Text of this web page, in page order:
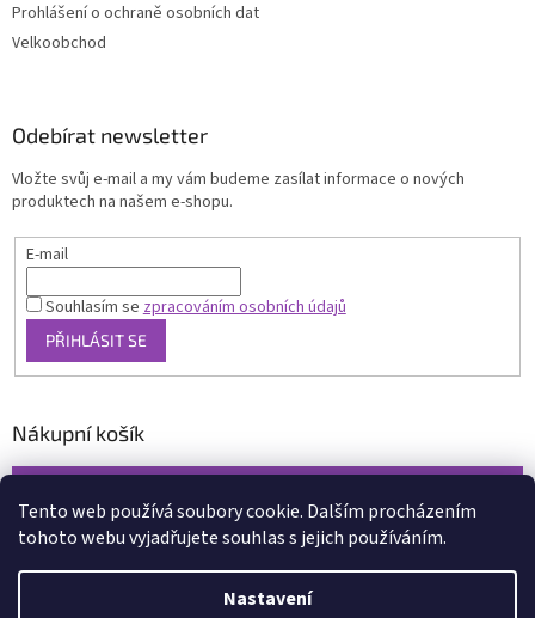
Tento web používá soubory cookie. Dalším procházením
tohoto webu vyjadřujete souhlas s jejich používáním.
Nastavení
Prohlášení o ochraně osobních dat
Velkoobchod
Odebírat newsletter
Vložte svůj e-mail a my vám budeme zasílat informace o nových
produktech na našem e-shopu.
E-mail
Souhlasím sezpracováním osobních údajů
PŘIHLÁSIT SE
Nákupní košík
Vytvořil Shoptet